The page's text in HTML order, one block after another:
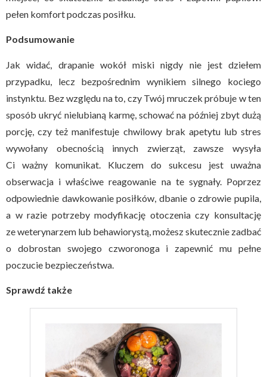
pełen komfort podczas posiłku.
Podsumowanie
Jak widać, drapanie wokół miski nigdy nie jest dziełem
przypadku, lecz bezpośrednim wynikiem silnego kociego
instynktu. Bez względu na to, czy Twój mruczek próbuje w ten
sposób ukryć nielubianą karmę, schować na później zbyt dużą
porcję, czy też manifestuje chwilowy brak apetytu lub stres
wywołany obecnością innych zwierząt, zawsze wysyła
Ci ważny komunikat. Kluczem do sukcesu jest uważna
obserwacja i właściwe reagowanie na te sygnały. Poprzez
odpowiednie dawkowanie posiłków, dbanie o zdrowie pupila,
a w razie potrzeby modyfikację otoczenia czy konsultację
ze weterynarzem lub behawiorystą, możesz skutecznie zadbać
o dobrostan swojego czworonoga i zapewnić mu pełne
poczucie bezpieczeństwa.
Sprawdź także